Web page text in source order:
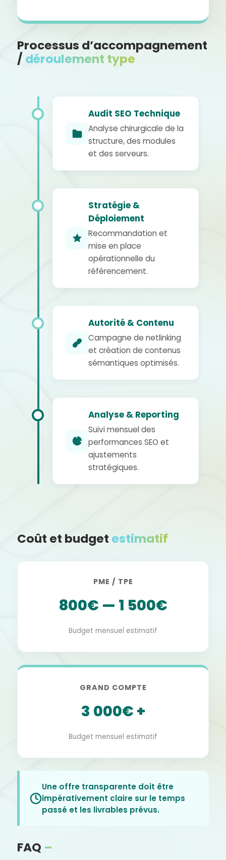
Processus d’accompagnement
/ déroulement type
Audit SEO Technique
Analyse chirurgicale de la
structure, des modules
et des serveurs.
Stratégie &
Déploiement
Recommandation et
mise en place
opérationnelle du
référencement.
Autorité & Contenu
Campagne de netlinking
et création de contenus
sémantiques optimisés.
Analyse & Reporting
Suivi mensuel des
performances SEO et
ajustements
stratégiques.
Coût et budget estimatif
PME / TPE
800€ — 1 500€
Budget mensuel estimatif
GRAND COMPTE
3 000€ +
Budget mensuel estimatif
Une offre transparente doit être
impérativement claire sur le temps
passé et les livrables prévus.
FAQ –